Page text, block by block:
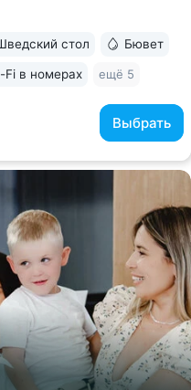
«Ессентуки
Выбрать
стол Бювет
Fi в номерах ещё 5